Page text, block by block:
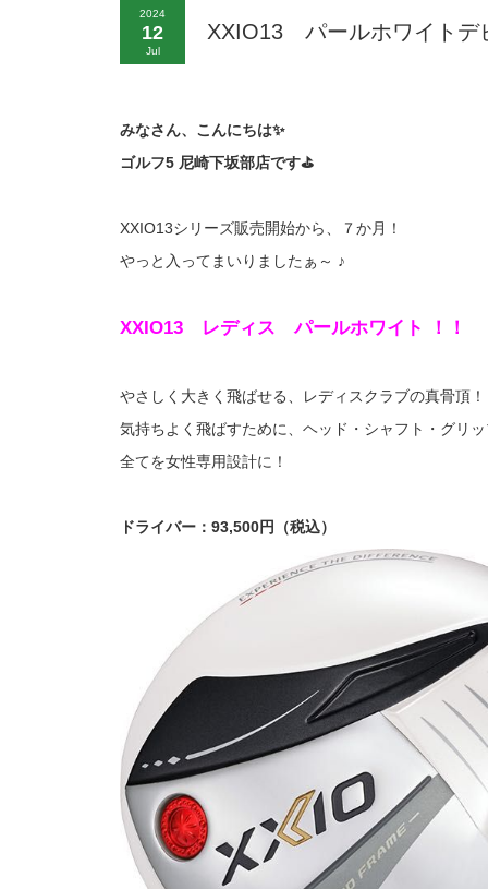
2024
12
Jul
XXIO13 パールホワイトデ
みなさん、こんにちは✨
ゴルフ5 尼崎下坂部店です⛳️
XXIO13シリーズ販売開始から、７か月！
やっと入ってまいりましたぁ～ ♪
XXIO13 レディス パールホワイト ！！
やさしく大きく飛ばせる、レディスクラブの真骨頂！
気持ちよく飛ばすために、ヘッド・シャフト・グリ
全てを女性専用設計に！
ドライバー：93,500円（税込）